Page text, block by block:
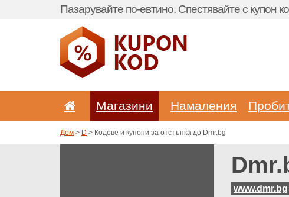
Пазарувайте по-евтино. Спестявайте с купон
Магазини Hамаления
Дом > D > Кодове и купони за отстъпка до Dmr.bg
www.dmr.bg